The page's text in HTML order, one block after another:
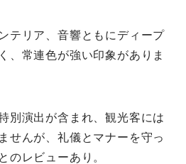
テリア、音響ともにディープ
、常連色が強い印象がありま
別演出が含まれ、観光客には
せんが、礼儀とマナーを守っ
のレビューあり。